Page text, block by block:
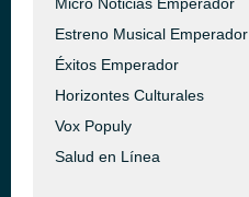
Estreno Musical Emperador
Éxitos Emperador
Horizontes Culturales
Vox Populy
Salud en Línea